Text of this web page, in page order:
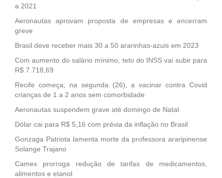
a 2021
Aeronautas aprovam proposta de empresas e encerram
greve
Brasil deve receber mais 30 a 50 ararinhas-azuis em 2023
Com aumento do salário mínimo, teto do INSS vai subir para
R$ 7.718,69
Recife começa, na segunda (26), a vacinar contra Covid
crianças de 1 a 2 anos sem comorbidade
Aeronautas suspendem grave até domingo de Natal
Dólar cai para R$ 5,16 com prévia da inflação no Brasil
Gonzaga Patriota lamenta morte da professora araripinense
Solange Trajano
Camex prorroga redução de tarifas de medicamentos,
alimentos e etanol